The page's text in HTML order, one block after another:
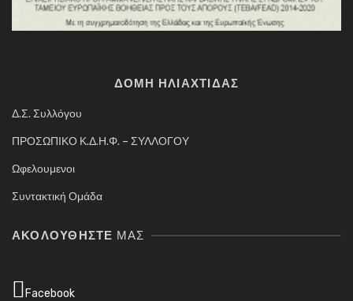
ΔΟΜΗ ΗΛΙΑΧΤΙΔΑΣ
Δ.Σ. Συλλόγου
ΠΡΟΣΩΠΙΚΟ Κ.Δ.Η.Φ. – ΣΥΛΛΟΓΟΥ
Ωφελουμενοι
Συντακτική Ομάδα
ΑΚΟΛΟΥΘΉΣΤΕ ΜΑΣ
Facebook